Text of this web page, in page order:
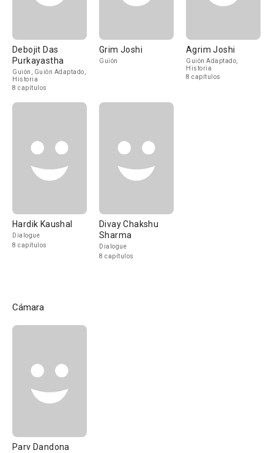
Debojit Das
Purkayastha
Guión, Guión Adaptado,
Historia
8 capítulos
Grim Joshi
Guión
Agrim Joshi
Guión Adaptado,
Historia
8 capítulos
Hardik Kaushal
Dialogue
8 capítulos
Divay Chakshu
Sharma
Dialogue
8 capítulos
Cámara
Parv Dandona